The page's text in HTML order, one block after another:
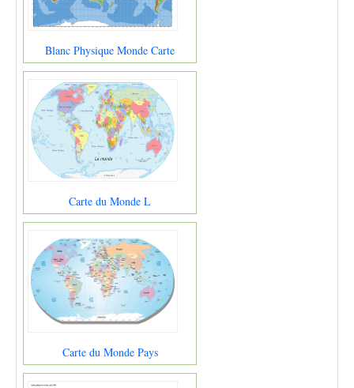
Blanc Physique Monde Carte
Carte du Monde L
Carte du Monde Pays